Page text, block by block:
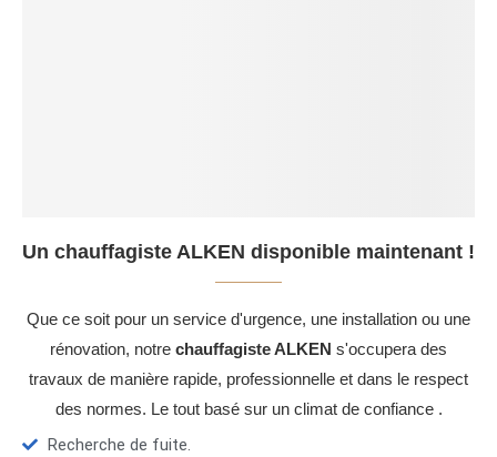
Un chauffagiste ALKEN disponible maintenant !
Que ce soit pour un service d'urgence, une installation ou une
rénovation, notre chauffagiste ALKEN s'occupera des
travaux de manière rapide, professionnelle et dans le respect
des normes. Le tout basé sur un climat de confiance .
Recherche de fuite.